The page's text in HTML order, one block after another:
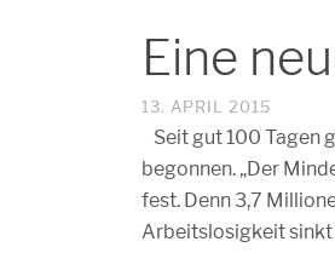
Eine
13. APRIL 2015
Seit gut 100 Tagen
begonnen. „Der
fest. Denn 3,7
Arbeitslosigkeit sinkt